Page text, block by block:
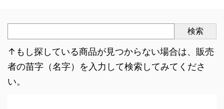
検索
↑もし探している商品が見つからない場合は、販売
者の苗字（名字）を入力して検索してみてくださ
い。